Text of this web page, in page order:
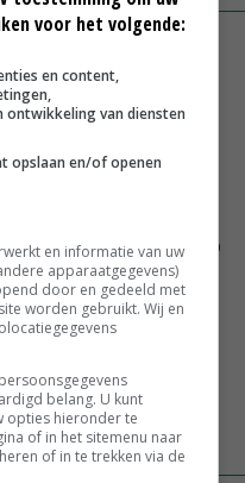
onttrekkingsverbod,
‘ondernemersrisico’
stuwen voedselprijzen op
ware onder druk ondanks
voor het volgende:
en content,
van diensten
opslaan en/of openen
en informatie van uw
apparaatgegevens)
door en gedeeld met
worden gebruikt. Wij en
belang. U kunt
opties hieronder te
of in het sitemenu naar
of in te trekken via de